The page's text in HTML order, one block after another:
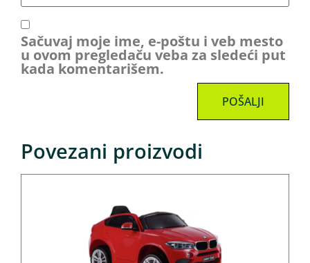
Sačuvaj moje ime, e-poštu i veb mesto
u ovom pregledaču veba za sledeći put
kada komentarišem.
Povezani proizvodi